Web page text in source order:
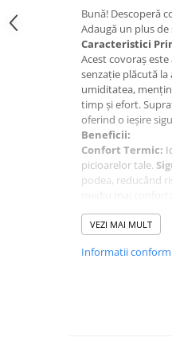
Bună! Descoperă
Adaugă un plus
Caracteristici
Acest covoraș este
senzație plăcută
umiditatea,
timp și efort.
oferind o ieșire
Beneficii:
Confort Termic:
picioarelor tale.
podea, reducând
a zgomotului din
Întreținere
covorașului.
dormia.ro
VEZI MAI MULT
Informatii